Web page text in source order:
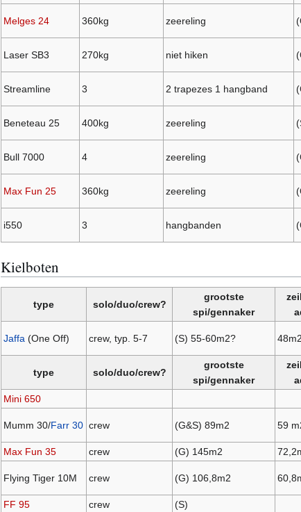
Melges 24 360kg zeereling
Laser SB3 270kg niet hiken
Streamline 3 2 trapezes 1 hangband
Beneteau 25 400kg zeereling
Bull 7000 4 zeereling
Max Fun 25 360kg zeereling
i550 3 hangbanden
Kielboten
type solo/duo/crew?
grootste
spi/gennaker
Jaffa(One Off) crew, typ. 5-7 (S) 55-60m2? 48m2
type solo/duo/crew?
grootste
spi/gennaker
Mini 650
Mumm 30/Farr 30 crew (G&S) 89m2 59
Max Fun 35
crew (G) 145m2
Flying Tiger 10M crew (G) 106,8m2
FF 95
crew (S)